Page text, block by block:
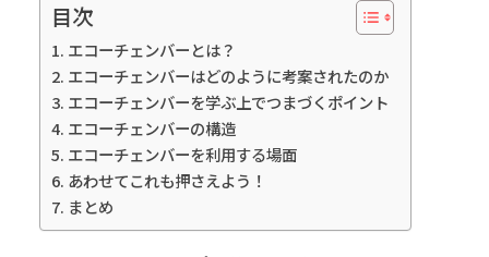
目次
エコーチェンバーとは？
エコーチェンバーはどのように考案されたのか
エコーチェンバーを学ぶ上でつまづくポイント
エコーチェンバーの構造
エコーチェンバーを利用する場面
あわせてこれも押さえよう！
まとめ